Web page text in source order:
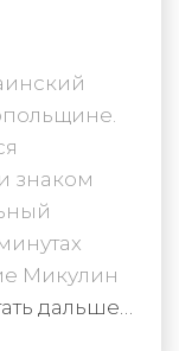
знаком
Микулин
дальше…